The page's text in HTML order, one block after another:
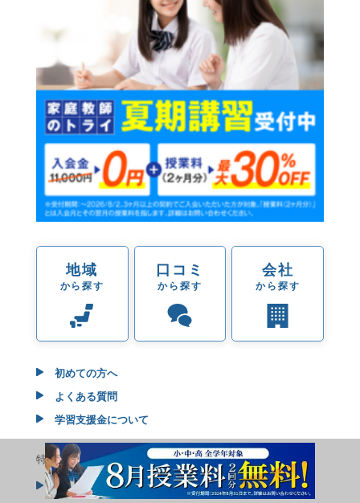
地域
から探す
口コミ
から探す
会社
から探す
初めての方へ
よくある質問
学習支援金について
特集
おすすめの家庭教師ランキング